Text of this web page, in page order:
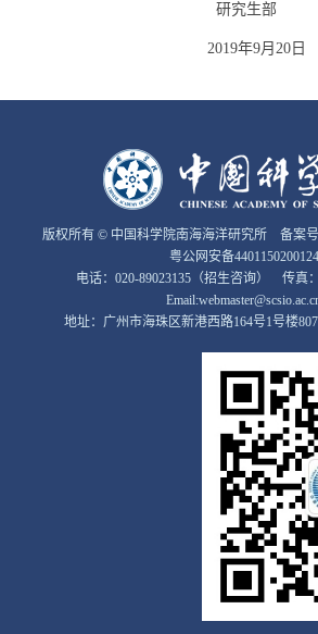
研究生部
2019年9月 20 日
版权所有 © 中国科学院南海海洋研究所 备案号
粤公网安备
电话：020-89023135（招生咨询） 传真
地址：广州市海珠区新港西路164号1号楼